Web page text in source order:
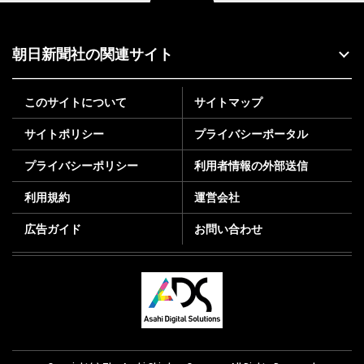
朝日新聞社の関連サイト
このサイトについて サイトマップ
サイトポリシー プライバシーポータル
プライバシーポリシー 利用者情報の外部送信
利用規約 運営会社
広告ガイド お問い合わせ